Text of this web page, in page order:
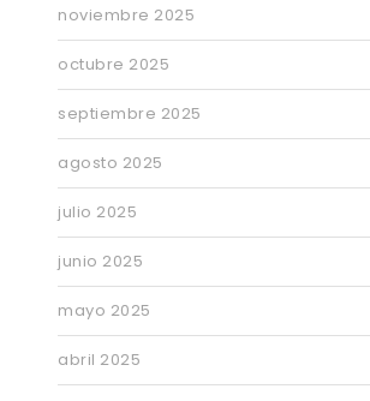
noviembre 2025
octubre 2025
septiembre 2025
agosto 2025
julio 2025
junio 2025
mayo 2025
abril 2025